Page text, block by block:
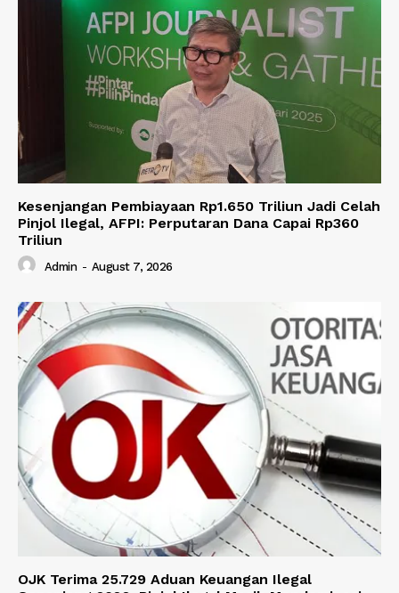
Kesenjangan Pembiayaan Rp1.650 Triliun Jadi Celah
Pinjol Ilegal, AFPI: Perputaran Dana Capai Rp360
Triliun
Admin - August 7, 2026
OJK Terima 25.729 Aduan Keuangan Ilegal